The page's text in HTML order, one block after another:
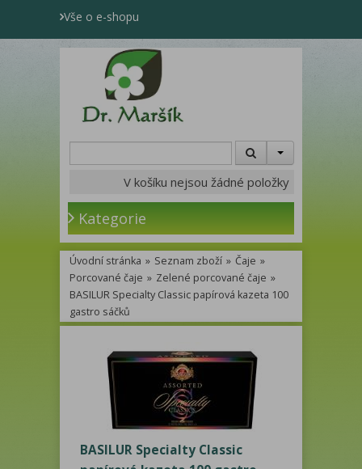
Vše o e-shopu
V košíku nejsou žádné položky
Kategorie
Úvodní stránka » Seznam zboží » Čaje »
Porcované čaje » Zelené porcované čaje »
BASILUR Specialty Classic papírová kazeta 100
gastro sáčků
BASILUR Specialty Classic